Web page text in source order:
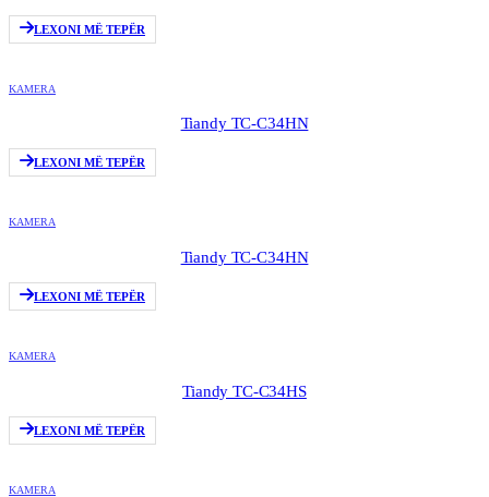
LEXONI MË TEPËR
KAMERA
Tiandy TC-C34HN
LEXONI MË TEPËR
KAMERA
Tiandy TC-C34HN
LEXONI MË TEPËR
KAMERA
Tiandy TC-C34HS
LEXONI MË TEPËR
KAMERA